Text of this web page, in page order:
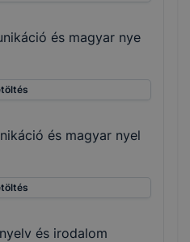
és magyar nye
és magyar nyel
és irodalom